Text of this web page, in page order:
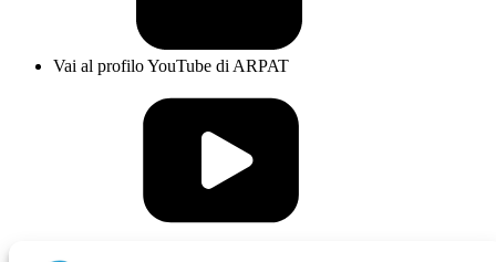
Vai al profilo YouTube di ARPAT